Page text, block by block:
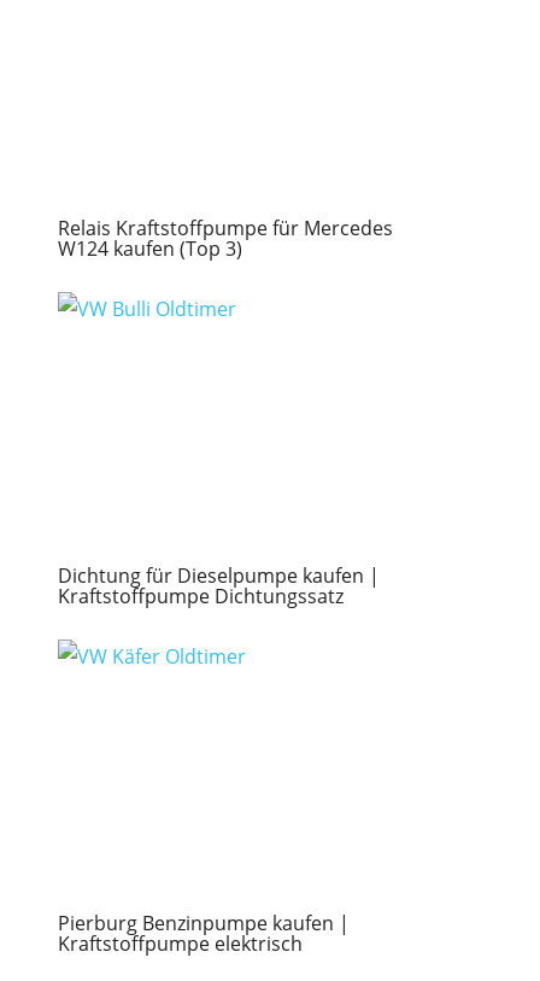
Relais Kraftstoffpumpe für Mercedes
W124 kaufen (Top 3)
Dichtung für Dieselpumpe kaufen |
Kraftstoffpumpe Dichtungssatz
Pierburg Benzinpumpe kaufen |
Kraftstoffpumpe elektrisch